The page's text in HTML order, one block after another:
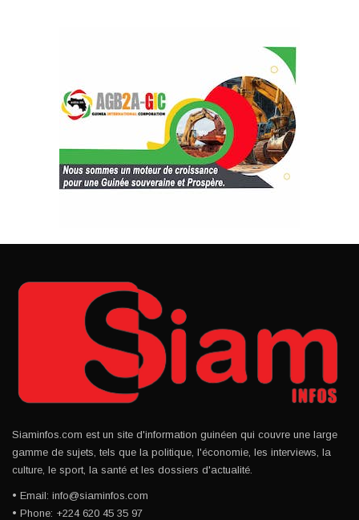
Siaminfos.com est un site d'information guinéen qui couvre une large
gamme de sujets, tels que la politique, l'économie, les interviews, la
culture, le sport, la santé et les dossiers d'actualité.
• Email: info@siaminfos.com
• Phone: +224 620 45 35 97